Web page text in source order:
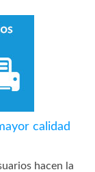
calidad
hacen la